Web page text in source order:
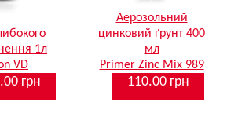
1л
VD
грн
Аерозольний
цинковий ґрунт 400
мл
Primer Zinc Mix 989
110.00 грн